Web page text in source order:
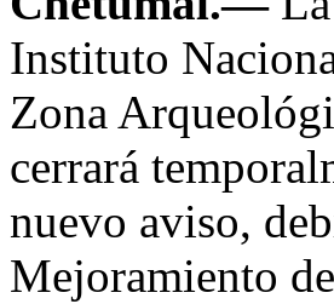
Instituto
Zona
cerrará
nuevo aviso,
Mejoramiento